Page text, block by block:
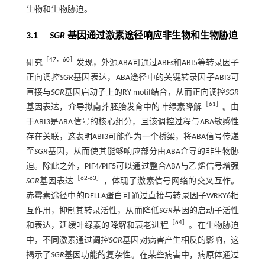
生物和生物胁迫。
3.1 SGR基因通过激素途径响应非生物和生物胁迫
研究 ［47， 60］ 发现，外源ABA可通过ABFs和ABI5等转录因子
正向调控SGR基因表达，ABA途径中的关键转录因子ABI3可
直接与SGR基因启动子上的RY motif结合，从而正向调控SGR
基因表达，介导拟南芥胚胎发育中的叶绿素降解 ［61］ 。由
于ABI3是ABA信号的核心组分，且该调控过程与ABA敏感性
存在关联，这表明ABI3可能作为一个桥梁，将ABA信号传递
至SGR基因，从而使其能够响应部分由ABA介导的非生物胁
迫。除此之外，PIF4/PIF5可以通过整合ABA与乙烯信号增强
SGR基因表达 ［62-63］
，体现了激素信号网络的交叉互作。
赤霉素途径中的DELLA蛋白可通过直接与转录因子WRKY6相
互作用，抑制其转录活性，从而降低SGR基因的启动子活性
和表达，延缓叶绿素的降解和衰老进程 ［64］ 。在生物胁迫
中，不同激素通过调控SGR基因对病害产生相反的影响，这
揭示了SGR基因功能的复杂性。在某些病害中，病原体通过